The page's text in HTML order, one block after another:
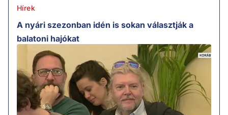
Hírek
A nyári szezonban idén is sokan választják a
balatoni hajókat